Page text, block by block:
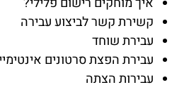
קשירת קשר לביצוע עבירה
עבירת שוחד
עבירת הפצת סרטונים
עבירות הצתה